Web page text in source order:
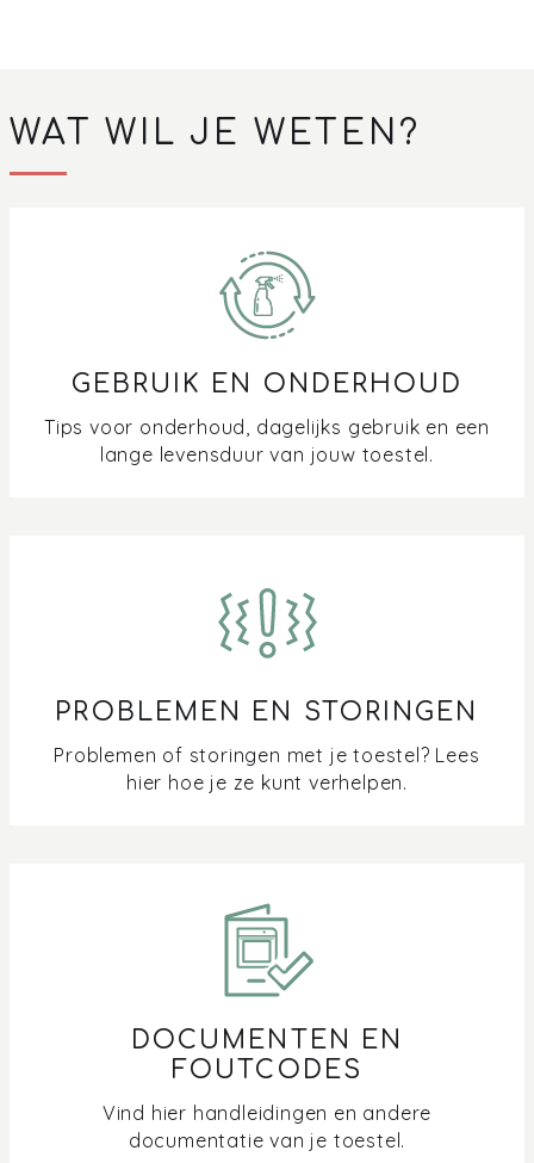
WAT WIL JE WETEN?
GEBRUIK EN ONDERHOUD
Tips voor onderhoud, dagelijks gebruik en een
lange levensduur van jouw toestel.
PROBLEMEN EN STORINGEN
Problemen of storingen met je toestel? Lees
hier hoe je ze kunt verhelpen.
DOCUMENTEN EN
FOUTCODES
Vind hier handleidingen en andere
documentatie van je toestel.